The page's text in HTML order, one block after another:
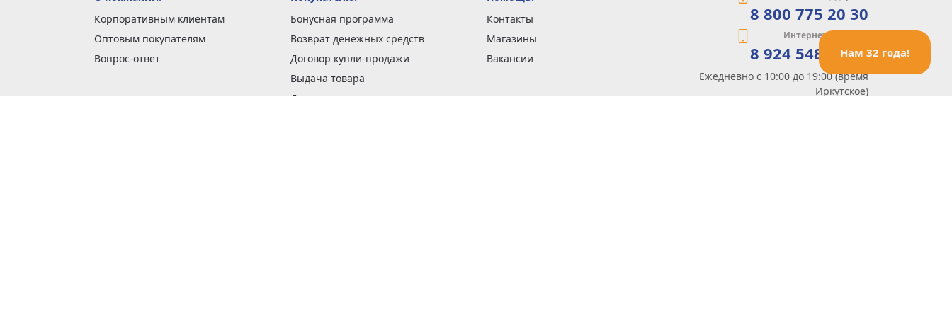
Нам 32 года!
Корпоративным клиентам
Оптовым покупателям
Вопрос-ответ
Бонусная программа
Возврат денежных средств
Договор купли-продажи
Выдача товара
Доставка заказов
Контакты
Магазины
Вакансии
8 800 775 20 30
Интернет-магазин
8 924 548 85 07
Ежедневно с 10:00 до 19:00 (время
Иркутское)